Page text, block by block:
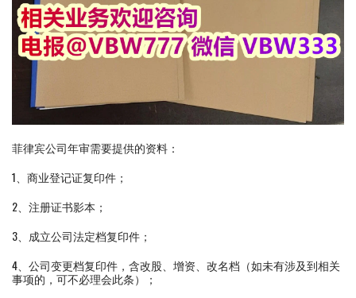
菲律宾公司年审需要提供的资料：
1、商业登记证复印件；
2、注册证书影本；
3、成立公司法定档复印件；
4、公司变更档复印件，含改股、增资、改名档（如未有涉及到相关
事项的，可不必理会此条）；